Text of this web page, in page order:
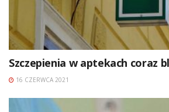
Szczepienia w aptekach coraz
16 CZERWCA 2021